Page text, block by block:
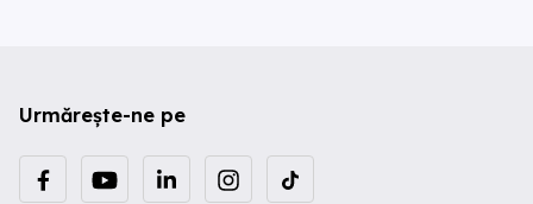
Urmărește-ne pe